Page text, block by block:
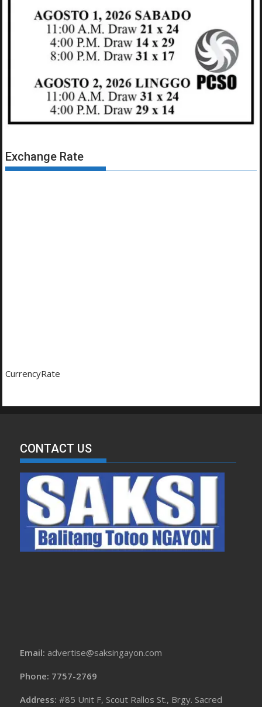
Exchange Rate
CurrencyRate
CONTACT US
Email: advertise@saksingayon.com
Phone: 7757-2769
Address:#85 Unit F, Scout Rallos St., Brgy. Sacred